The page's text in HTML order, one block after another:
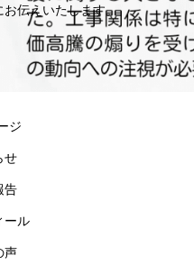
伝えいたします。
ジ
せ
告
ール
声